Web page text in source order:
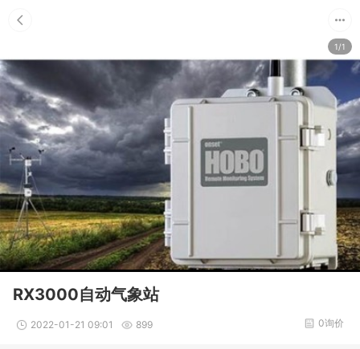
1/1
RX3000自动气象站
2022-01-21 09:01 899 0询价